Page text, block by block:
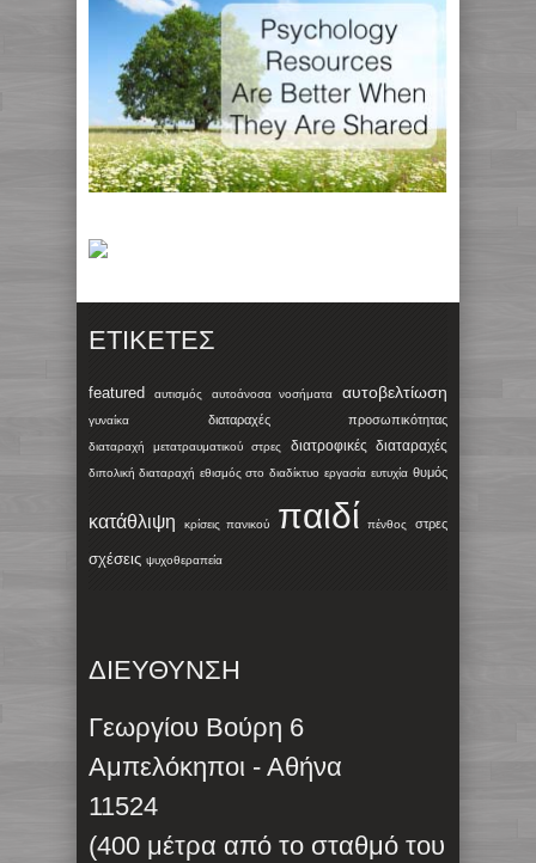
ΕΤΙΚΈΤΕΣ
featured αυτισμός αυτοάνοσα νοσήματα αυτοβελτίωση
γυναίκα διαταραχές προσωπικότητας
διαταραχή μετατραυματικού στρες διατροφικές διαταραχές
διπολική διαταραχή εθισμός στο διαδίκτυο εργασία ευτυχία θυμός
κατάθλιψη κρίσεις πανικού παιδί πένθος στρες
σχέσεις ψυχοθεραπεία
ΔΙΕΥΘΥΝΣΗ
Γεωργίου Βούρη 6
Αμπελόκηποι - Αθήνα
11524
(400 μέτρα από το σταθμό του